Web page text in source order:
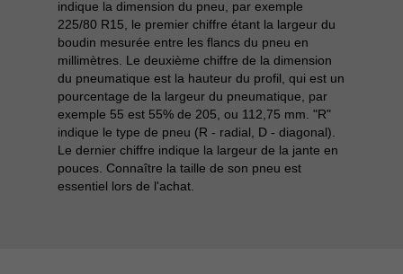
indique la dimension du pneu, par exemple
225/80 R15, le premier chiffre étant la largeur du
boudin mesurée entre les flancs du pneu en
millimètres. Le deuxième chiffre de la dimension
du pneumatique est la hauteur du profil, qui est un
pourcentage de la largeur du pneumatique, par
exemple 55 est 55% de 205, ou 112,75 mm. "R"
indique le type de pneu (R - radial, D - diagonal).
Le dernier chiffre indique la largeur de la jante en
pouces. Connaître la taille de son pneu est
essentiel lors de l'achat.